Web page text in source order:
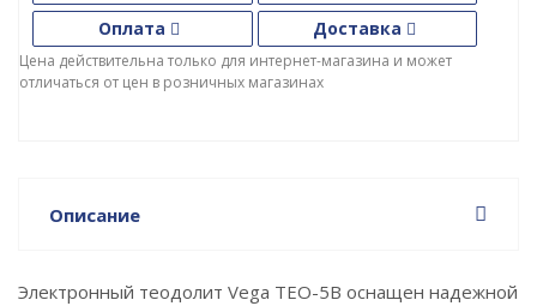
Оплата
Доставка
Цена действительна только для интернет-магазина и может
отличаться от цен в розничных магазинах
Описание
Электронный теодолит Vega TEO-5B оснащен надежной